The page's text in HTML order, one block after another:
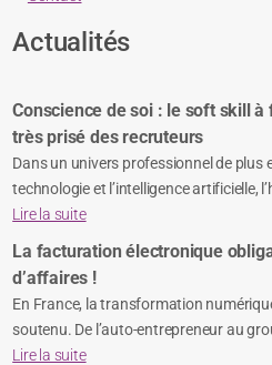
Actualités
Conscience de soi : le soft skill
très prisé des recruteurs
Dans un univers professionnel de plus
technologie et l’intelligence artificielle,
Lire la suite
La facturation électronique
d’affaires !
En France, la transformation
soutenu. De l’auto-entrepreneur au
Lire la suite